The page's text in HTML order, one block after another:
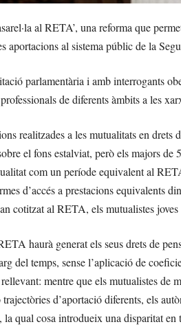
al RETA’, una reforma que
aportacions al sistema públic de la
parlamentària i amb interrogants
de diferents àmbits a les
realitzades a les mutualitats en drets
el fons estalviat, però els majors de
com un període equivalent al
d’accés a prestacions equivalents
cotitzat al RETA, els mutualistes
haurà generat els seus drets de
del temps, sense l’aplicació de
mentre que els mutualistes de
d’aportació diferents, els
qual cosa introdueix una disparitat en